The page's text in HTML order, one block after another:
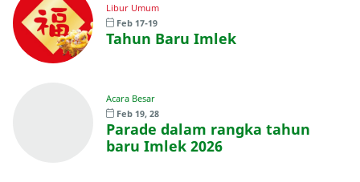
Libur Umum
Feb 17-19
Tahun Baru Imlek
Acara Besar
Feb 19, 28
Parade dalam rangka tahun
baru Imlek 2026